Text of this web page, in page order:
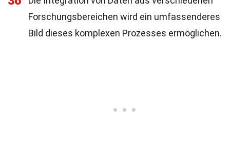
Forschungsbereichen wird ein umfassenderes
Bild dieses komplexen Prozesses ermöglichen.